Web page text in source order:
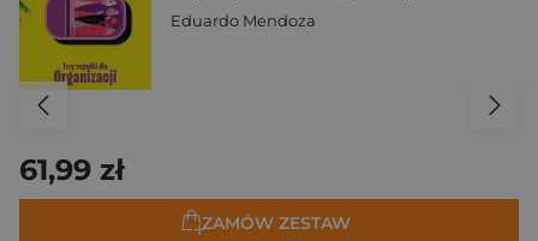
Eduardo Mendoza
61,99 zł
ZAMÓW ZESTAW